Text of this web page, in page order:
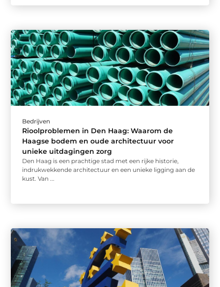
Bedrijven
Rioolproblemen in Den Haag: Waarom de
Haagse bodem en oude architectuur voor
unieke uitdagingen zorg
Den Haag is een prachtige stad met een rijke historie,
indrukwekkende architectuur en een unieke ligging aan de
kust. Van ...